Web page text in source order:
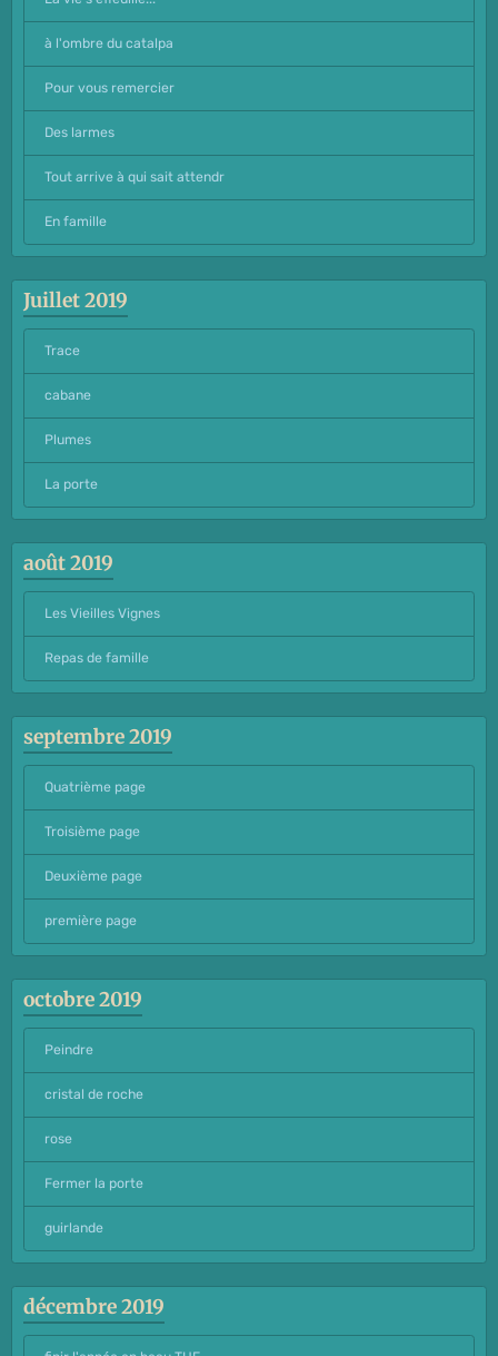
à l'ombre du catalpa
Pour vous remercier
Des larmes
Tout arrive à qui sait attendr
En famille
Juillet 2019
Trace
cabane
Plumes
La porte
août 2019
Les Vieilles Vignes
Repas de famille
septembre 2019
Quatrième page
Troisième page
Deuxième page
première page
octobre 2019
Peindre
cristal de roche
rose
Fermer la porte
guirlande
décembre 2019